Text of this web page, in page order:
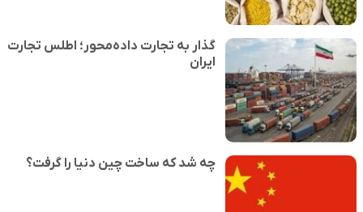
گذار به تجارت داده‌محور؛ اطلس تجارت
ایران
چه شد که ساخت چین دنیا را گرفت؟